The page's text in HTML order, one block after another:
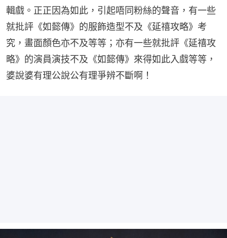
輯戲。正正因為如此，引起唔同粉絲的聲音，有一些
就批評《如懿傳》的服飾造型不及《延禧攻略》考
究，畫面顏色亦不及等等；亦有一些就批評《延禧攻
略》的演員演技不及《如懿傳》來得如此入戲等等，
婆說婆有理公說公有理爭辨不斷啊！